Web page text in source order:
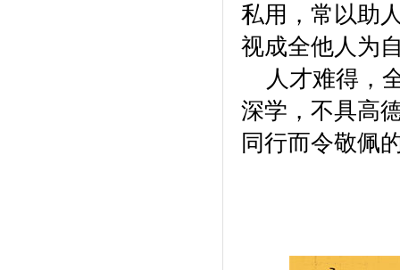
私用，常以助
视成全他人为
人才难得，
深学，不具高
同行而令敬佩